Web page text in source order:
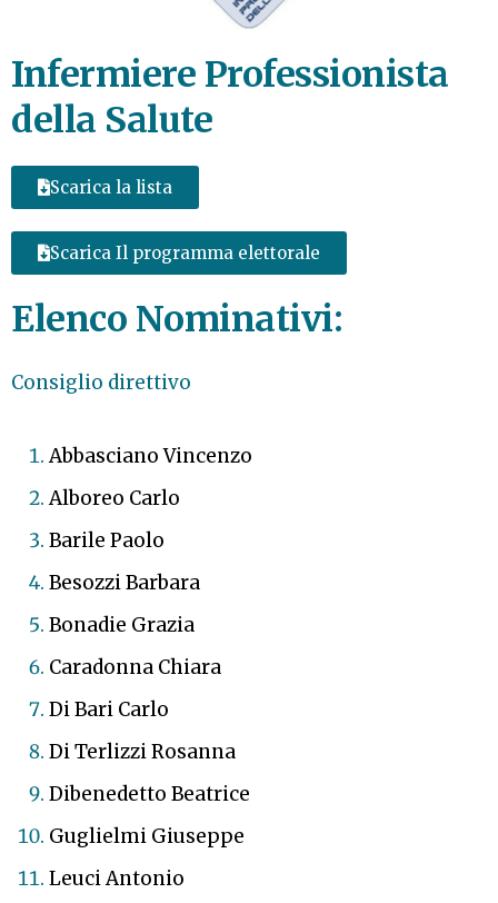
Infermiere Professionista
della Salute
Scarica la lista
Scarica Il programma elettorale
Elenco Nominativi:
Consiglio direttivo
Abbasciano Vincenzo
Alboreo Carlo
Barile Paolo
Besozzi Barbara
Bonadie Grazia
Caradonna Chiara
Di Bari Carlo
Di Terlizzi Rosanna
Dibenedetto Beatrice
Guglielmi Giuseppe
Leuci Antonio